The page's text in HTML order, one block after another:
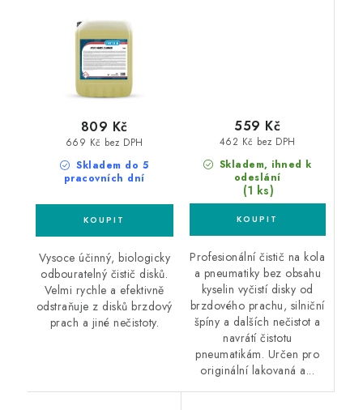
Skladem do 5
pracovních dní
669 Kč bez DPH
809 Kč
Vysoce účinný, biologicky
odbouratelný čistič disků.
Velmi rychle a efektivně
odstraňuje z disků brzdový
prach a jiné nečistoty.
Skladem, ihned k
odeslání
(1 ks)
462 Kč bez DPH
559 Kč
Profesionální čistič na kola
a pneumatiky bez obsahu
kyselin vyčistí disky od
brzdového prachu, silniční
špíny a dalších nečistot a
navrátí čistotu
pneumatikám. Určen pro
originální lakovaná a...